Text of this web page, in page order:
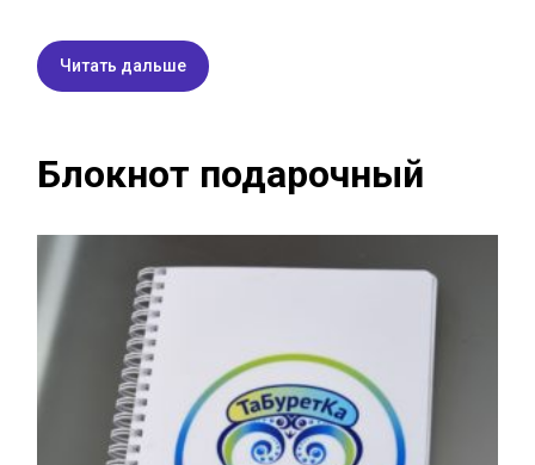
Читать дальше
Блокнот подарочный